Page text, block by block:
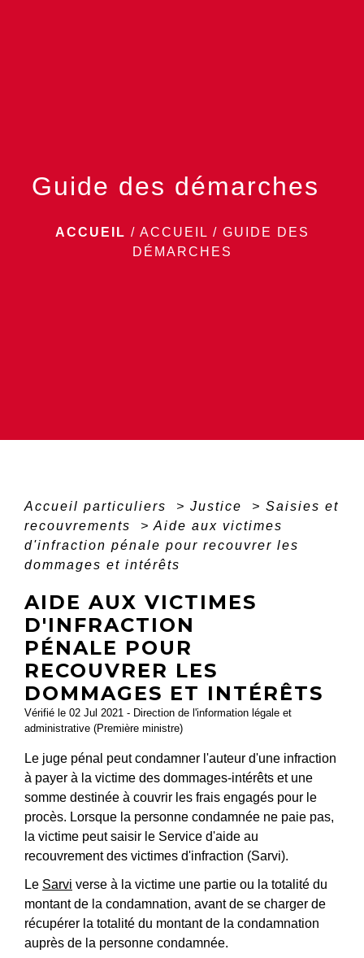
Guide des démarches
ACCUEIL / ACCUEIL / GUIDE DES
DÉMARCHES
Accueil particuliers > Justice > Saisies et
recouvrements
> Aide aux victimes
d'infraction pénale pour recouvrer les
dommages et intérêts
AIDE AUX VICTIMES
D'INFRACTION
PÉNALE POUR
RECOUVRER LES
DOMMAGES ET INTÉRÊTS
Vérifié le 02 Jul 2021 - Direction de l'information légale et
administrative (Première ministre)
Le juge pénal peut condamner l'auteur d'une infraction
à payer à la victime des dommages-intérêts et une
somme destinée à couvrir les frais engagés pour le
procès. Lorsque la personne condamnée ne paie pas,
la victime peut saisir le Service d'aide au
recouvrement des victimes d'infraction (Sarvi).
Le Sarvi verse à la victime une partie ou la totalité du
montant de la condamnation, avant de se charger de
récupérer la totalité du montant de la condamnation
auprès de la personne condamnée.